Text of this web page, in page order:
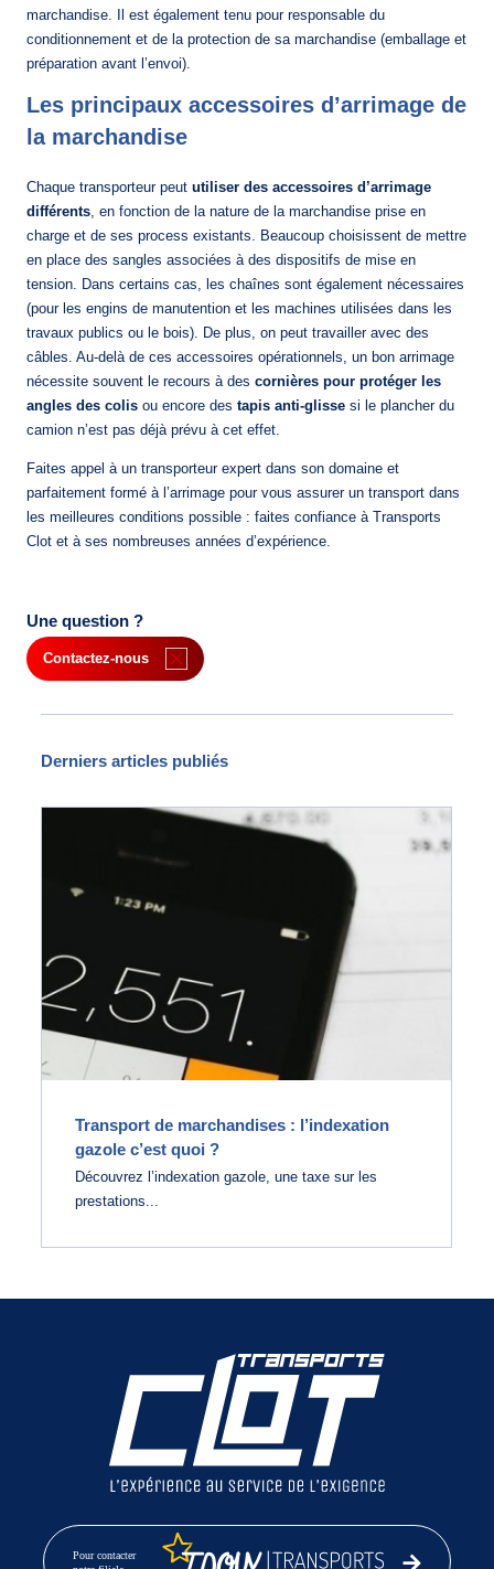
CONTACT
2 AGENCES
marchandise. Il est également tenu pour responsable du
conditionnement et de la protection de sa marchandise (emballage et
préparation avant l’envoi).
Les principaux accessoires d’arrimage de
la marchandise
Chaque transporteur peut utiliser des accessoires d’arrimage
différents, en fonction de la nature de la marchandise prise en
charge et de ses process existants. Beaucoup choisissent de mettre
en place des sangles associées à des dispositifs de mise en
tension. Dans certains cas, les chaînes sont également nécessaires
(pour les engins de manutention et les machines utilisées dans les
travaux publics ou le bois). De plus, on peut travailler avec des
câbles. Au-delà de ces accessoires opérationnels, un bon arrimage
nécessite souvent le recours à des cornières pour protéger les
angles des colisou encore des tapis anti-glissesi le plancher du
camion n’est pas déjà prévu à cet effet.
Faites appel à un transporteur expert dans son domaine et
parfaitement formé à l’arrimage pour vous assurer un transport dans
les meilleures conditions possible : faites confiance à Transports
Clot et à ses nombreuses années d’expérience.
Une question ?
Contactez-nous
Derniers articles publiés
Transport de marchandises : l’indexation
gazole c’est quoi ?
Découvrez l’indexation gazole, une taxe sur les
prestations...